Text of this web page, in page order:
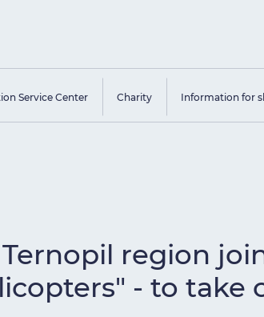
Service Center Charity Information for
region
- to take